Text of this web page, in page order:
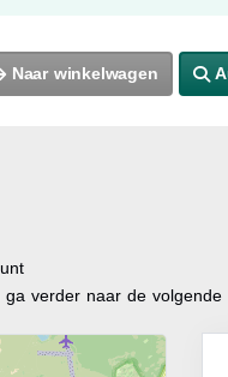
Naar winkelwagen
verder naar de volgende